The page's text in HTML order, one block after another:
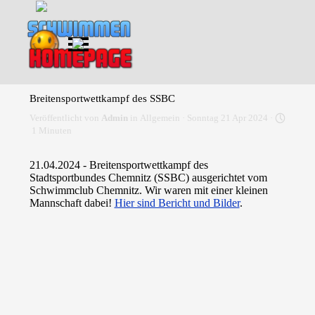
Direkt zum Seiteninhalt
Menü überspringen
Breitensportwettkampf des SSBC
Veröffentlicht von Admin in Allgemein · Sonntag 21 Apr 2024 ·
1 Minuten
21.04.2024 - Breitensportwettkampf des
Stadtsportbundes Chemnitz (SSBC) ausgerichtet vom
Schwimmclub Chemnitz. Wir waren mit einer kleinen
Mannschaft dabei! Hier sind Bericht und Bilder.